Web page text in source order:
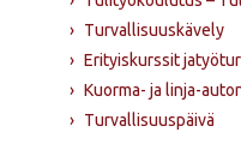
› Turvallisuuskävely
› Erityiskurssit
› Kuorma- ja linja-
› Turvallisuuspäivä